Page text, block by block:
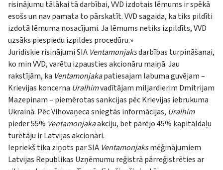
risinājumu tālākai tā darbībai, VVD izdotais lēmums ir spēkā
esošs un nav pamata to pārskatīt. VVD sagaida, ka tiks pildīti
izdotā lēmuma nosacījumi. Ja lēmums netiks izpildīts, VVD
uzsāks piespiedu izpildes procedūru.»
Juridiskie risinājumi SIA Ventamonjaksdarbības turpināšanai,
ko min VVD, varētu izpausties akcionāru maiņā. Jau
rakstījām, ka Ventamonjakapatiesajam labuma guvējam –
Krievijas koncerna Uralhimvadītājam miljardierim Dmitrijam
Mazepinam – piemērotas sankcijas pēc Krievijas iebrukuma
Ukrainā. Pēc Vihovaņeca sniegtās informācijas, Uralhim
pieder 55% Ventamonjakaakciju, bet pārējo 45% kapitāldaļu
turētāju ir Latvijas akcionāri.
Iepriekš tika ziņots par SIA Ventamonjaksmēģinājumiem
Latvijas Republikas Uzņēmumu reģistrā pārreģistrēties ar